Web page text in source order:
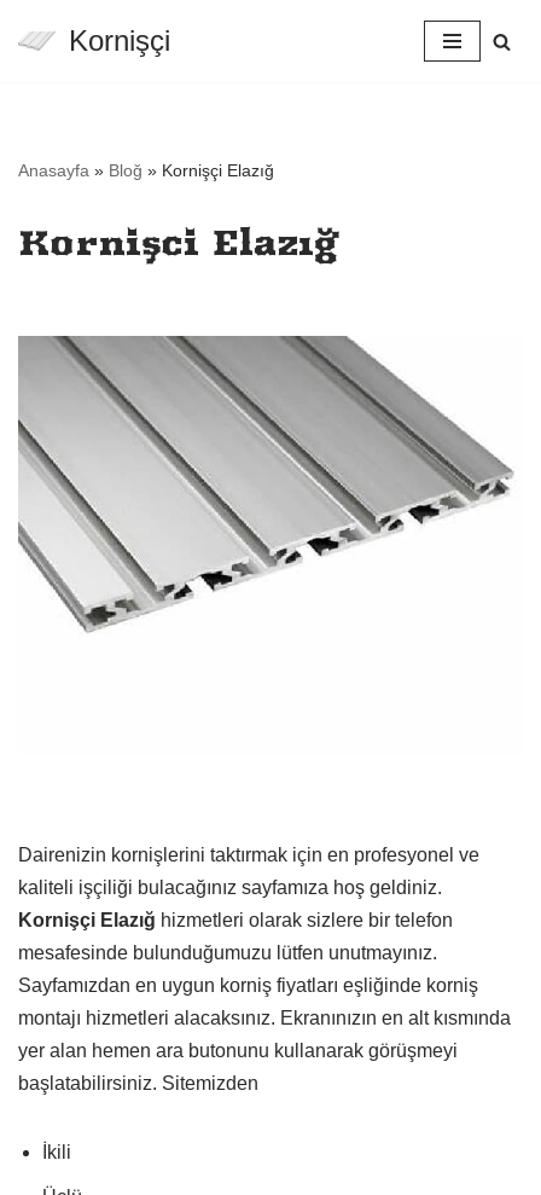
Kornişçi
Anasayfa » Bloğ » Kornişçi Elazığ
Kornişçi Elazığ
Dairenizin kornişlerini taktırmak için en profesyonel ve
kaliteli işçiliği bulacağınız sayfamıza hoş geldiniz.
Kornişçi Elazığ hizmetleri olarak sizlere bir telefon
mesafesinde bulunduğumuzu lütfen unutmayınız.
Sayfamızdan en uygun korniş fiyatları eşliğinde korniş
montajı hizmetleri alacaksınız. Ekranınızın en alt kısmında
yer alan hemen ara butonunu kullanarak görüşmeyi
başlatabilirsiniz. Sitemizden
İkili